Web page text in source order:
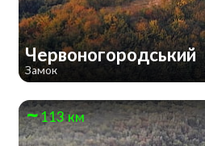
Червоногородський
Замок
113 км